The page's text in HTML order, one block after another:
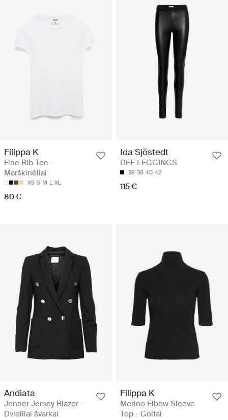
Filippa K
Fine Rib Tee -
Marškinėliai
XS S M L XL
80 €
Ida Sjöstedt
DEE LEGGINGS
36 38 40 42
115 €
Andiata
Jenner Jersey Blazer -
Dvieiliai švarkai
Filippa K
Merino Elbow Sleeve
Top - Golfai